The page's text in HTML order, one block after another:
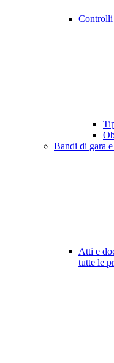
Controlli
Bandi di gara
Atti e
tutte le